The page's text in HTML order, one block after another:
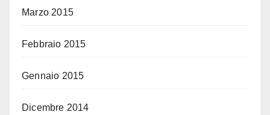
Marzo 2015
Febbraio 2015
Gennaio 2015
Dicembre 2014